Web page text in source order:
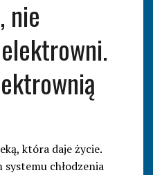
nie
która daje życie.
systemu chłodzenia